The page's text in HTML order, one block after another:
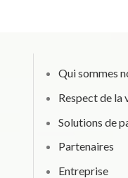
Qui sommes
Respect de la
Solutions de
Partenaires
Entreprise